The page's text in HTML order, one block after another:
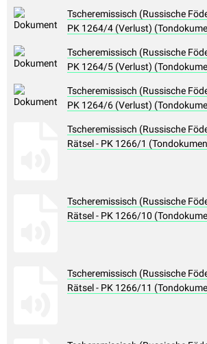
Tscheremissisch (Russische
PK 1264/4 (Verlust)
Tscheremissisch (Russische
PK 1264/5 (Verlust)
Tscheremissisch (Russische
PK 1264/6 (Verlust)
Tscheremissisch (Russische
Rätsel - PK 1266/1
Tscheremissisch (Russische
Rätsel - PK 1266/10
Tscheremissisch (Russische
Rätsel - PK 1266/11